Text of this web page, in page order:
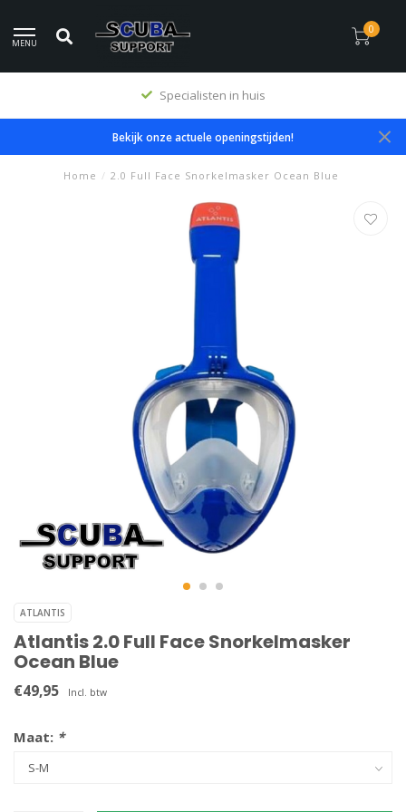
MENU
0
Specialisten in huis
Bekijk onze actuele openingstijden!
Home / 2.0 Full Face Snorkelmasker Ocean Blue
ATLANTIS
Atlantis 2.0 Full Face Snorkelmasker
Ocean Blue
€49,95 Incl. btw
Maat: *